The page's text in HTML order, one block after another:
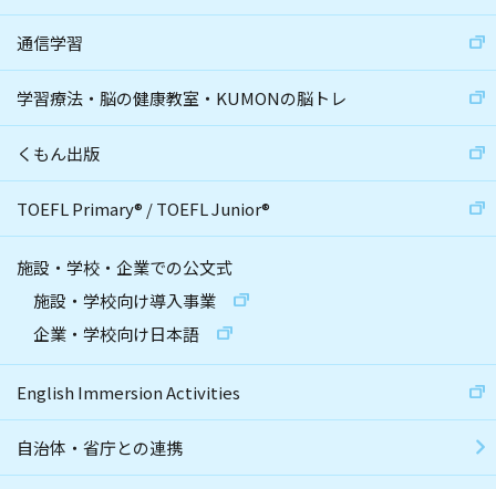
通信学習
学習療法・脳の健康教室・KUMONの脳トレ
くもん出版
TOEFL Primary® /TOEFL Junior®
施設・学校・企業での公文式
施設・学校向け導入事業
企業・学校向け日本語
English Immersion Activities
自治体・省庁との連携